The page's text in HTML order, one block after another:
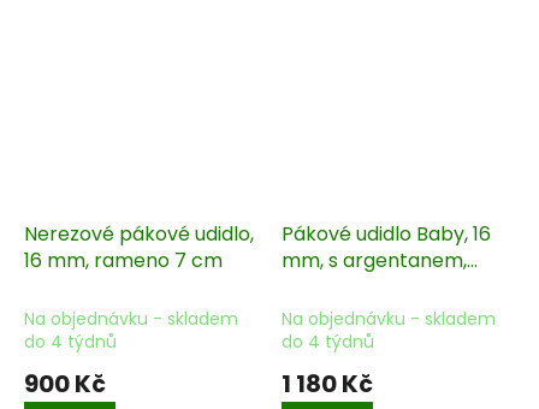
Nerezové pákové udidlo,
16 mm, rameno 7 cm
Na objednávku - skladem
do 4 týdnů
900 Kč
Pákové udidlo Baby, 16
mm, s argentanem,
Na objednávku - skladem
do 4 týdnů
1 180 Kč